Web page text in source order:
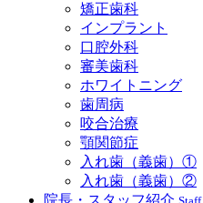
矯正歯科
インプラント
口腔外科
審美歯科
ホワイトニング
歯周病
咬合治療
顎関節症
入れ歯（義歯）①
入れ歯（義歯）②